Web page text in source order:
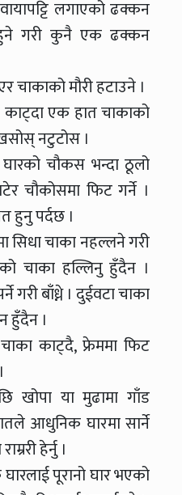
वायापट्टि लगाएको ढक्कन
गरी कुनै एक ढक्कन
मौरी हटाउने ।
एक हात चाकाको
नटुटोस ।
चौकस भन्दा ठूलो
चौकोसमा फिट गर्ने ।
हुनु पर्दछ ।
सिधा चाका नहल्लने गरी
चाका हल्लिनु हुँदैन ।
गरी बाँध्ने । दुईवटा चाका
हुँदैन ।
काट्दै, फ्रेममा फिट
खोपा या मुढामा गाँड
आधुनिक घारमा सार्ने
हेर्नु ।
पूरानो घार भएको